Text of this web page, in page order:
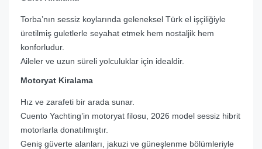
Torba’nın sessiz koylarında geleneksel Türk el işçiliğiyle
üretilmiş guletlerle seyahat etmek hem nostaljik hem
konforludur.
Aileler ve uzun süreli yolculuklar için idealdir.
Motoryat Kiralama
Hız ve zarafeti bir arada sunar.
Cuento Yachting’in motoryat filosu, 2026 model sessiz hibrit
motorlarla donatılmıştır.
Geniş güverte alanları, jakuzi ve güneşlenme bölümleriyle